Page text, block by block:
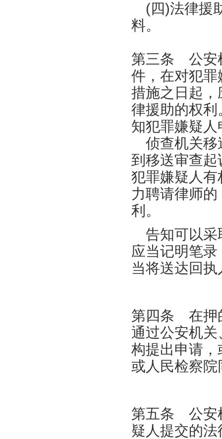
(四)法律援
料。
第三条 公安
件，在对犯
措施之日起
律援助的权
知犯罪嫌疑
侦查机关移
到移送审查
犯罪嫌疑人
力聘请律师
利。
告知可以采
应当记明笔
当将送达回执
第四条 在押
通过公安机
构提出申请
或人民检察
第五条 公安
疑人提交的